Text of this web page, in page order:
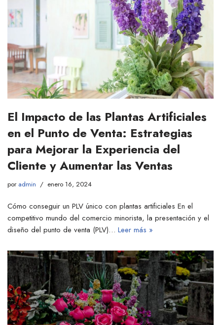
El Impacto de las Plantas Artificiales
en el Punto de Venta: Estrategias
para Mejorar la Experiencia del
Cliente y Aumentar las Ventas
por admin enero 16, 2024
Cómo conseguir un PLV único con plantas artificiales En el
competitivo mundo del comercio minorista, la presentación y el
diseño del punto de venta (PLV)… Leer más »